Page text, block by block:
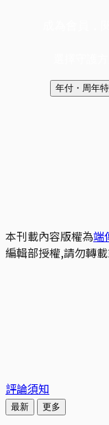
年付・周年
本刊載內容版權為端
編輯部授權,請勿轉
評論須知
最新 更多